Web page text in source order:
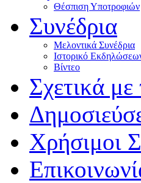
Θέσπιση Υποτροφιών
Συνέδρια
Μελοντικά Συνέδρια
Ιστορικό
Βίντεο
Σχετικά
Χρήσιμοι